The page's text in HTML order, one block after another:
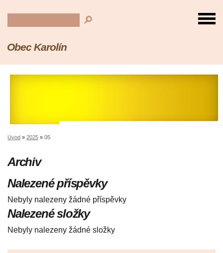
Obec Karolín
Úvod » 2025 » 05
Archiv
Nalezené příspěvky
Nebyly nalezeny žádné příspěvky
Nalezené složky
Nebyly nalezeny žádné složky